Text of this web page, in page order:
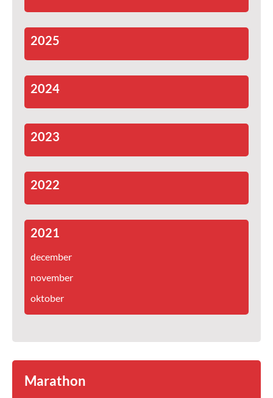
2025
2024
2023
2022
2021
december
november
oktober
Marathon